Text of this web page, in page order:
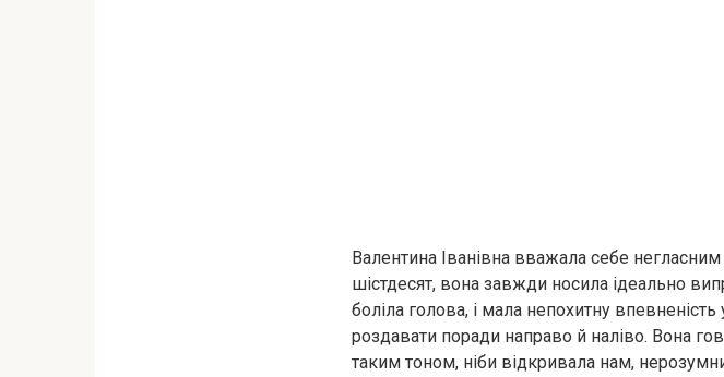
Валентина Іванівна вважала себе
шістдесят, вона завжди носила ідеально
боліла голова, і мала непохитну
роздавати поради направо й наліво. Вона
таким тоном, ніби відкривала нам,